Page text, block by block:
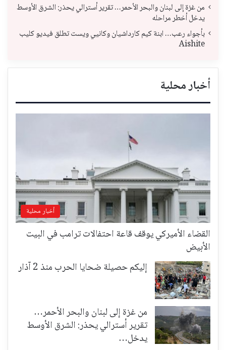
من غزة إلى لبنان والبحر الأحمر… تقرير أسترالي يحذر: الشرق الأوسط
يدخل أخطر مراحله
بأجواء رعب… ابنة كيم كارداشيان وكانيي ويست تطلق فيديو كليب
Aishite
أخبار محلية
أخبار محلية
القضاء الأميركي يوقف قاعة احتفالات ترامب في البيت
الأبيض
إليكم حصيلة ضحايا الحرب منذ 2 آذار
من غزة إلى لبنان والبحر الأحمر…
تقرير أسترالي يحذر: الشرق الأوسط
يدخل…